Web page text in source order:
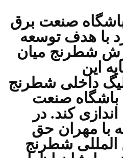
صنعت برق
با هدف توسعه
شطرنج میان
این
داخلی شطرنج
باشگاه صنعت
کند. در
با مهران حق
شطرنج